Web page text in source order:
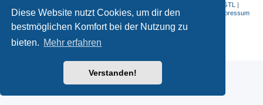
Diese Website nutzt Cookies, um dir den
bestmöglichen Komfort bei der Nutzung zu
bieten. Mehr erfahren
Verstanden!
K 1600 GTL
|
S 1000 RR|G 650 X| R1200ST|F 800 R |Datenschutzerklärung Impressum
Powered byphpBB ® Forum Software © phpBB Limited
Deutsche Übersetzung durch
Datenschutz